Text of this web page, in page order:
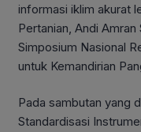
informasi iklim akurat
Pertanian, Andi
Simposium Nasional
untuk Kemandirian
Pada sambutan yang
Standardisasi